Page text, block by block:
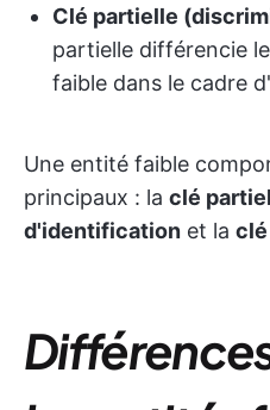
Clé partielle
partielle différencie
faible dans le cadre
Une entité faible
principaux : la clé
d'identification et la